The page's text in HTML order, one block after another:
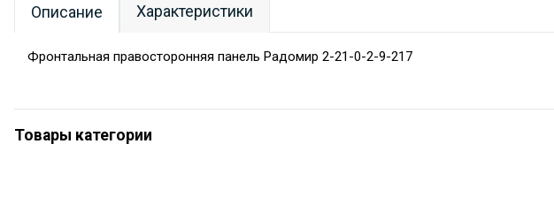
Описание Характеристики
Фронтальная правосторонняя панель Радомир 2-21-0-2-9-217
Товары категории